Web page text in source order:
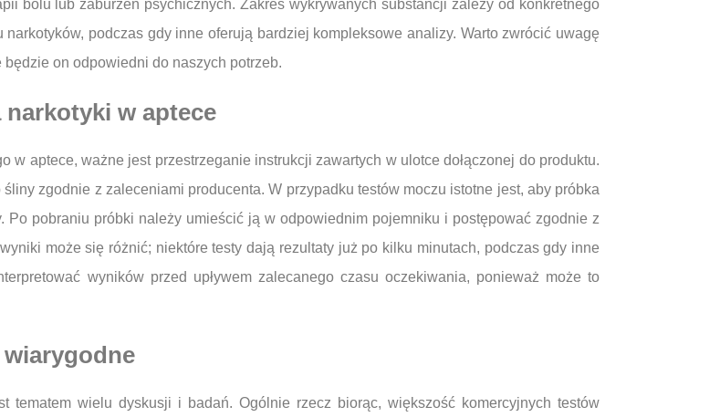
bólu lub zaburzeń psychicznych. Zakres wykrywanych substancji zależy od konkretnego
podczas gdy inne oferują bardziej kompleksowe analizy. Warto zwrócić uwagę
on odpowiedni do naszych potrzeb.
w aptece
aptece, ważne jest przestrzeganie instrukcji zawartych w ulotce dołączonej do produktu.
zgodnie z zaleceniami producenta. W przypadku testów moczu istotne jest, aby próbka
Po pobraniu próbki należy umieścić ją w odpowiednim pojemniku i postępować zgodnie z
może się różnić; niektóre testy dają rezultaty już po kilku minutach, podczas gdy inne
wyników przed upływem zalecanego czasu oczekiwania, ponieważ może to
tematem wielu dyskusji i badań. Ogólnie rzecz biorąc, większość komercyjnych testów